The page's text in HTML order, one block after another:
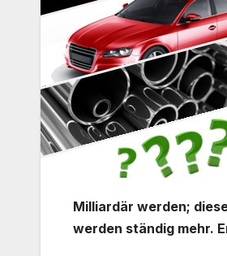
Milliardär werden;
werden ständig mehr.